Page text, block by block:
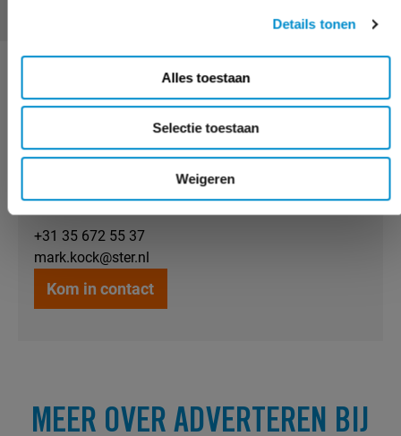
Details tonen
Alles toestaan
Selectie toestaan
Weigeren
accountmanager
+31 35 672 55 37
mark.kock@ster.nl
Kom in contact
MEER OVER ADVERTEREN BIJ